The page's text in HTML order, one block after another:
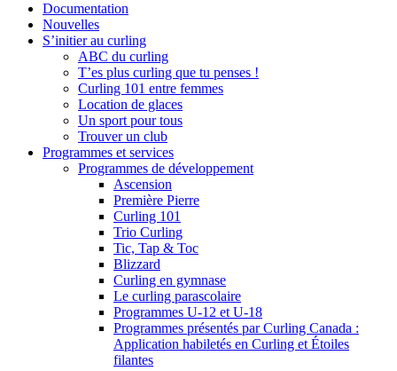
Documentation
Nouvelles
S’initier au curling
ABC du curling
T’es plus curling que tu penses !
Curling 101 entre femmes
Location de glaces
Un sport pour tous
Trouver un club
Programmes et services
Programmes de développement
Ascension
Première Pierre
Curling 101
Trio Curling
Tic, Tap & Toc
Blizzard
Curling en gymnase
Le curling parascolaire
Programmes U-12 et U-18
Programmes présentés par Curling Canada :
Application habiletés en Curling et Étoiles
filantes